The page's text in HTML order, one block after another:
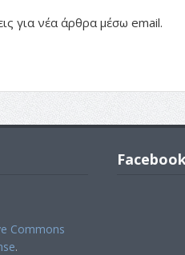
για νέα άρθρα μέσω email.
Commons
.